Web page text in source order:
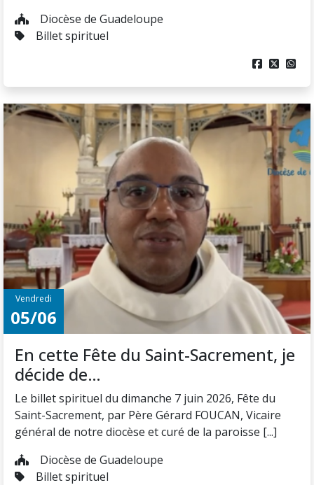
Diocèse de Guadeloupe
Billet spirituel
  
Vendredi
05/06
En cette Fête du Saint-Sacrement, je
décide de…
Le billet spirituel du dimanche 7 juin 2026, Fête du
Saint-Sacrement, par Père Gérard FOUCAN, Vicaire
général de notre diocèse et curé de la paroisse [...]
Diocèse de Guadeloupe
Billet spirituel